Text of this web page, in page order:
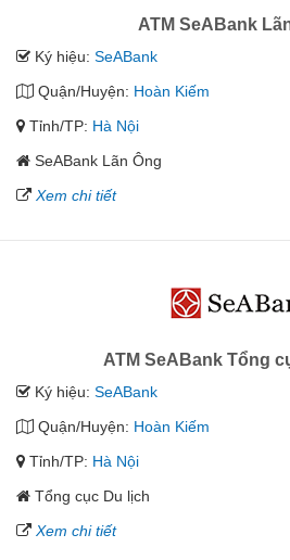
ATM SeABank
Ký hiệu: SeABank
Quận/Huyện: Hoàn Kiếm
Tỉnh/TP: Hà Nội
SeABank Lãn Ông
Xem chi tiết
ATM SeABank Tổng
Ký hiệu: SeABank
Quận/Huyện: Hoàn Kiếm
Tỉnh/TP: Hà Nội
Tổng cục Du lịch
Xem chi tiết